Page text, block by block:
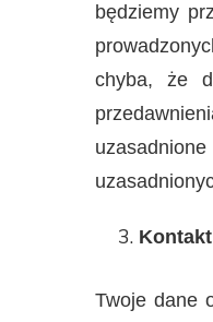
będziemy
chyba, że
Twoje dane